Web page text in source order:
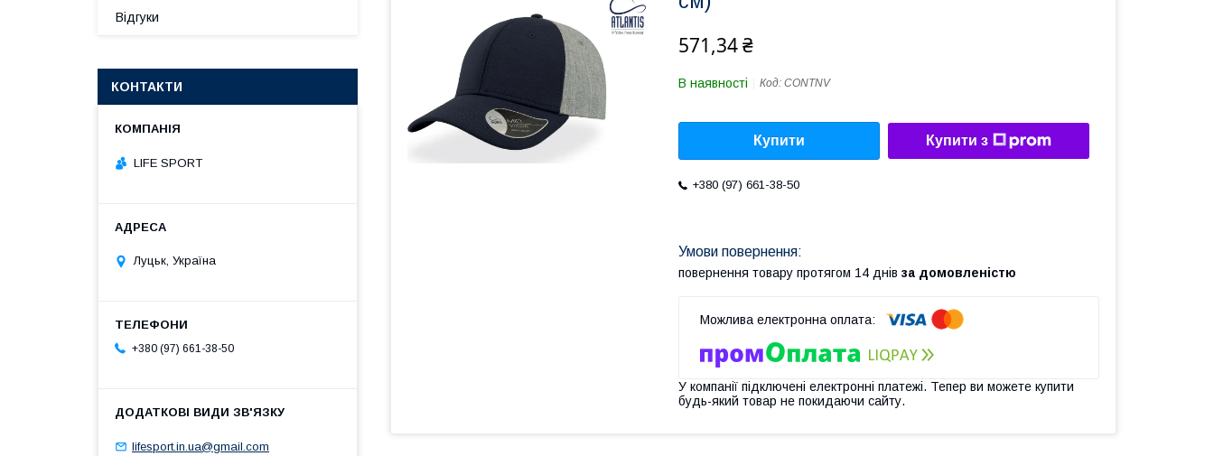
571,34 ₴
В наявності Код: CONTNV
Купити Купити з
+380 (97) 661-38-50
повернення товару протягом 14 днів за домовленістю
У компанії підключені електронні платежі. Тепер ви можете купити
будь-який товар не покидаючи сайту.
Відгуки
КОНТАКТИ
LIFE SPORT
Луцьк, Україна
+380 (97) 661-38-50
lifesport.in.ua@gmail.com